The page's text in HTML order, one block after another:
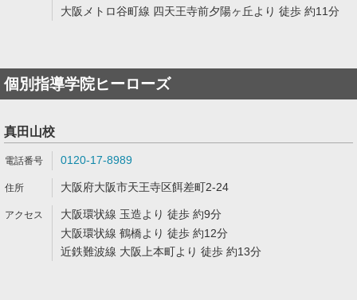
大阪メトロ谷町線 四天王寺前夕陽ヶ丘より 徒歩 約11分
個別指導学院ヒーローズ
真田山校
0120-17-8989
大阪府大阪市天王寺区餌差町2-24
大阪環状線 玉造より 徒歩 約9分
大阪環状線 鶴橋より 徒歩 約12分
近鉄難波線 大阪上本町より 徒歩 約13分